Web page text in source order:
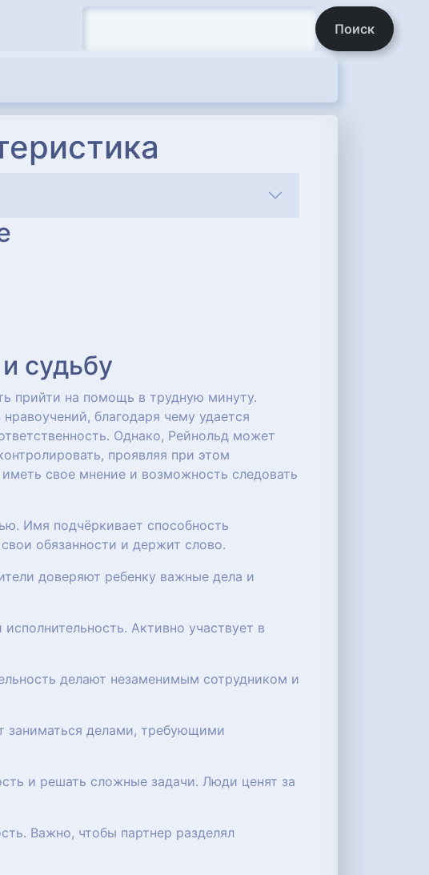
Поиск
судьбу
прийти на помощь в трудную минуту.
благодаря чему удается
Однако, Рейнольд может
проявляя при этом
свое мнение и возможность следовать
Имя подчёркивает способность
обязанности и держит слово.
доверяют ребенку важные дела и
Активно участвует в
делают незаменимым сотрудником и
заниматься делами, требующими
и решать сложные задачи. Люди ценят за
Важно, чтобы партнер разделял